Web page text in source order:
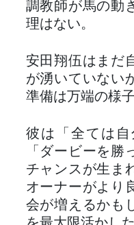
調教師が馬の動
理はない。
安田翔伍はまだ
が湧いていない
準備は万端の様子
彼は「全ては自
「ダービーを勝
チャンスが生ま
オーナーがより
会が増えるかも